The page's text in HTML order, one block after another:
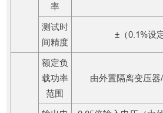
率
测试时
间精度
±（0.1%设
额定负
载功率
范围
由外置隔离变压